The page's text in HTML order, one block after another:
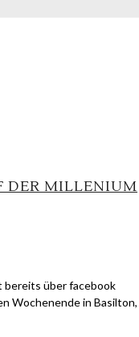
DER MILLENIUM
bereits über facebook
Wochenende in Basilton,